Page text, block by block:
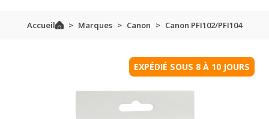
Accueil Marques Canon Canon PFI102/PFI104
EXPÉDIÉ SOUS 8 À 10 JOURS